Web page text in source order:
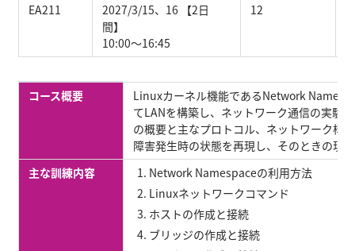
EA211 2027/3/15、 16【2日
間】
10:00～16:45
12
製造現場におけるLAN活用技術のコース概要、主な訓練内容、受
コース概要
Linuxカーネル機能であるNetwork
てLANを構築し、ネットワーク通信の実験
の概要と主なプロトコル、ネットワーク構
障害発生時の状態を再現し、そのときの現
主な訓練内容
Network Namespaceの利用方法
Linuxネットワークコマンド
ホストの作成と接続
ブリッジの作成と接続